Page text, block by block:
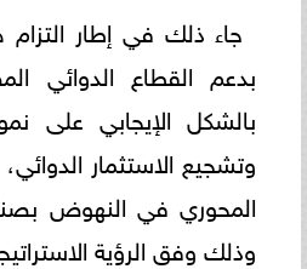
جاء ذلك في إطار التزام
بدعم القطاع الدوائي
بالشكل الإيجابي على
وتشجيع الاستثمار الدوائي،
المحوري في النهوض
وذلك وفق الرؤية